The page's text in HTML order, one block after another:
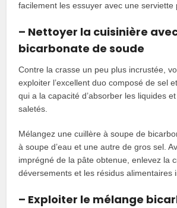
facilement les essuyer avec une serviette
– Nettoyer la cuisinière
bicarbonate de soude
Contre la crasse un peu plus incrustée,
exploiter l’excellent duo composé de sel
qui a la capacité d’absorber les liquides
saletés.
Mélangez une cuillère à soupe de
à soupe d’eau et une autre de gros sel.
imprégné de la pâte obtenue, enlevez la
déversements et les résidus alimentaires
– Exploiter le mélange